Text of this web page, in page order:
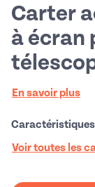
Carter
à écran
En savoir plus
Voir toutes les